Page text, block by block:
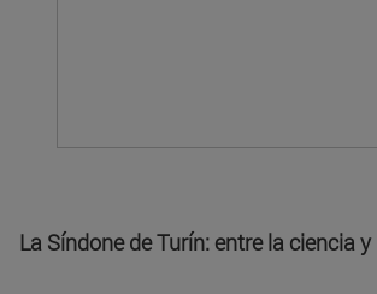
La Síndone de Turín: entre la ciencia y